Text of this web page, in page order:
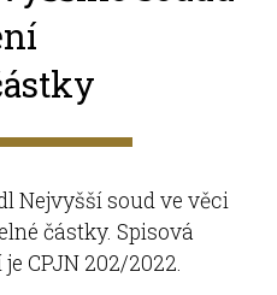
Nejvyšší soud ve věci
částky. Spisová
CPJN 202/2022.